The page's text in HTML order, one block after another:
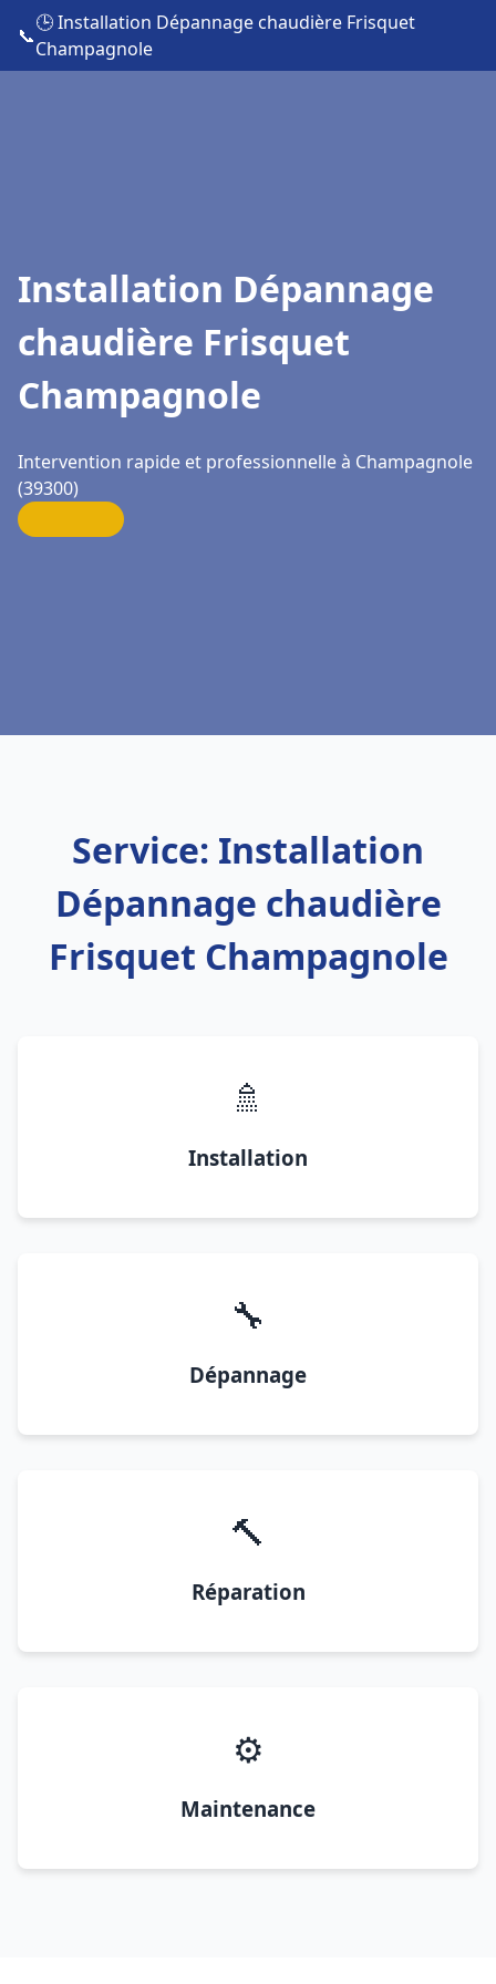
📞
🕒 Installation Dépannage chaudière Frisquet
Champagnole
Installation Dépannage
chaudière Frisquet
Champagnole
Intervention rapide et professionnelle à Champagnole
(39300)
Service: Installation
Dépannage chaudière
Frisquet Champagnole
🚿
Installation
🔧
Dépannage
🔨
Réparation
⚙️
Maintenance